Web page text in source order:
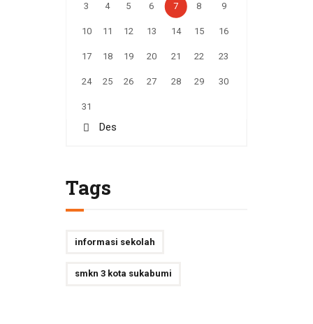
3 4 5 6 7 8 9
10 11 12 13 14 15 16
17 18 19 20 21 22 23
24 25 26 27 28 29 30
31
« Des
Tags
informasi sekolah
smkn 3 kota sukabumi